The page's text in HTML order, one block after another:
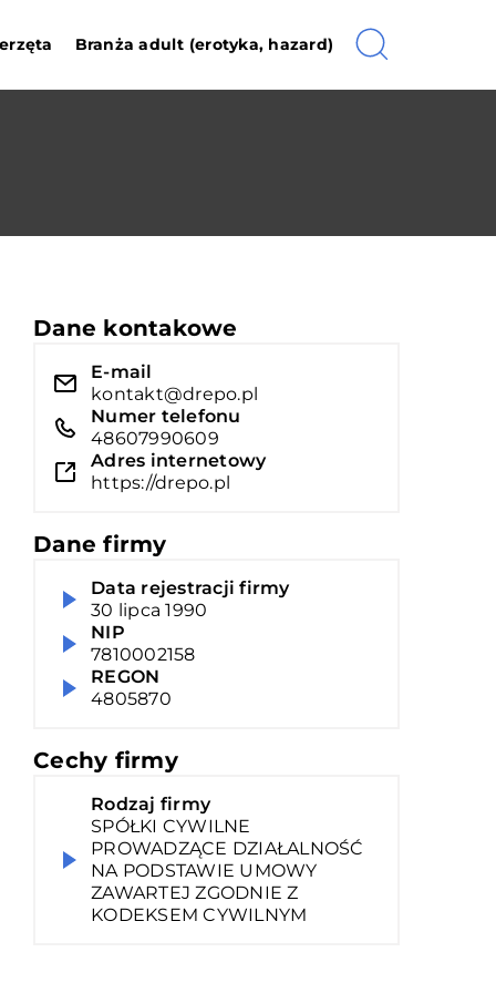
Branża adult (erotyka, hazard)
Dane kontakowe
E-mail
kontakt@drepo.pl
Numer telefonu
48607990609
Adres internetowy
https://drepo.pl
Dane firmy
Data rejestracji firmy
30 lipca 1990
NIP
7810002158
REGON
4805870
Cechy firmy
Rodzaj firmy
SPÓŁKI CYWILNE
PROWADZĄCE DZIAŁALNOŚĆ
NA PODSTAWIE UMOWY
ZAWARTEJ ZGODNIE Z
KODEKSEM CYWILNYM